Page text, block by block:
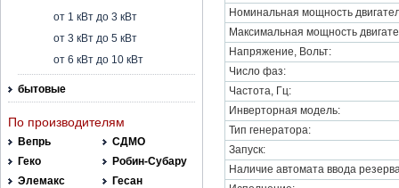
от 1 кВт до 3 кВт
от 3 кВт до 5 кВт
от 6 кВт до 10 кВт
бытовые
По производителям
Вепрь
СДМО
Геко
Робин-Субару
Элемакс
Гесан
Номинальная мощность
Максимальная мощность
Напряжение, Вольт:
Число фаз:
Частота, Гц:
Инверторная модель:
Тип генератора:
Запуск:
Наличие автомата ввода